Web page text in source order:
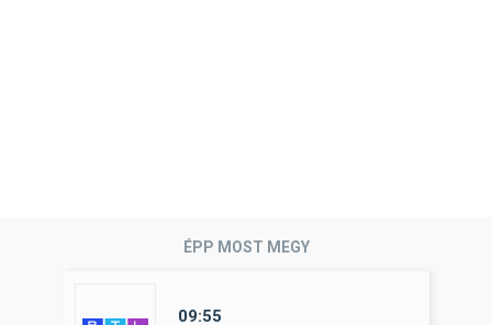
ÉPP MOST MEGY
09:55